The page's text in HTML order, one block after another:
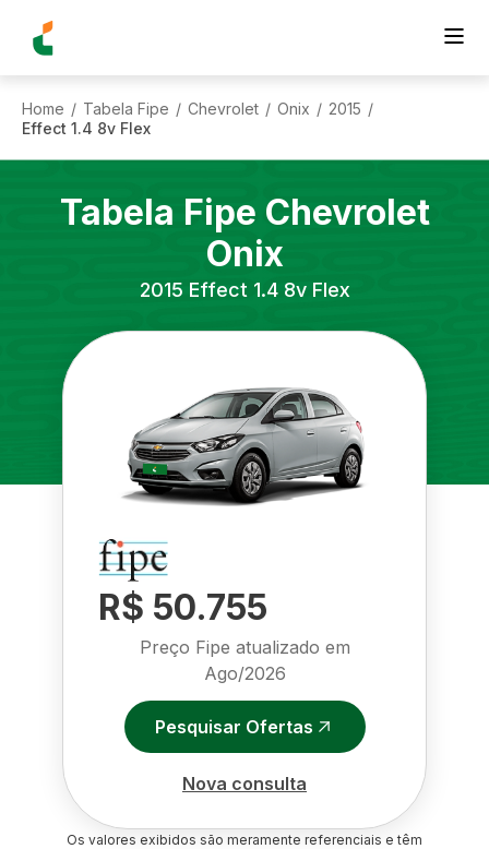
Home / Tabela Fipe / Chevrolet / Onix / 2015 /
Effect 1.4 8v Flex
Tabela Fipe Chevrolet
Onix
2015 Effect 1.4 8v Flex
R$ 50.755
Preço Fipe atualizado em
Ago/2026
Pesquisar Ofertas
Nova consulta
Os valores exibidos são meramente referenciais e têm